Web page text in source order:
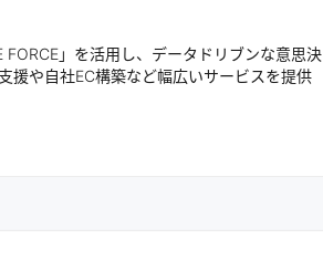
」を活用し、データドリブンな意思決
援や自社EC構築など幅広いサービスを提供